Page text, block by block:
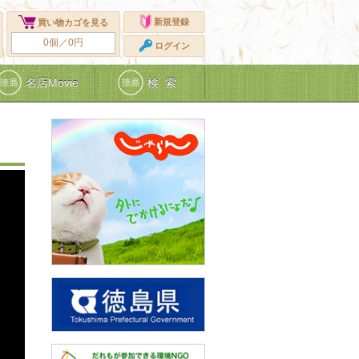
買い物カゴを見る
0個／0円
新規登録
ログイン
名店Movie 検 索